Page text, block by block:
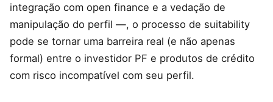
integração com open finance e a vedação de
manipulação do perfil —, o processo de suitability
pode se tornar uma barreira real (e não apenas
formal) entre o investidor PF e produtos de crédito
com risco incompatível com seu perfil.